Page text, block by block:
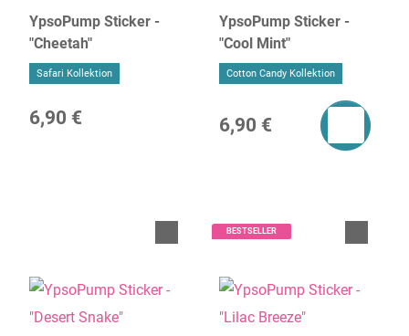
YpsoPump Sticker -
"Cheetah"
Safari Kollektion
6,90 €
YpsoPump Sticker -
"Cool Mint"
Cotton Candy Kollektion
6,90 €
BESTSELLER